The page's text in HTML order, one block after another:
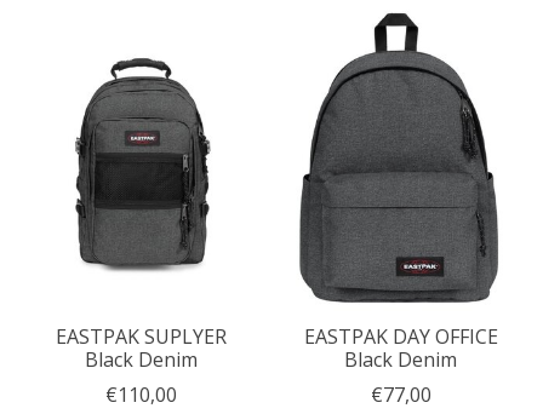
EASTPAK SUPLYER
Black Denim
€110,00
EASTPAK DAY OFFICE
Black Denim
€77,00